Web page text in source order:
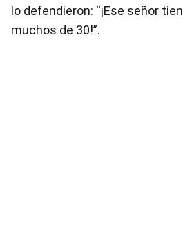
lo defendieron: “¡Ese señor
muchos de 30!”.